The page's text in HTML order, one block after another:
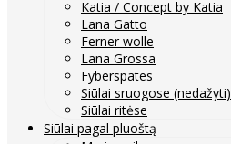
Katia / Concept by Katia
Lana Gatto
Ferner wolle
Lana Grossa
Fyberspates
Siūlai sruogose (nedažyti)
Siūlai ritėse
Siūlai pagal pluoštą